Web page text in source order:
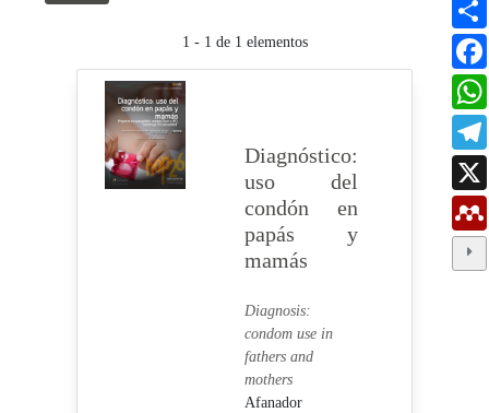
1 - 1 de 1 elementos
Diagnóstico:
uso del
condón en
papás y
mamás
Diagnosis:
condom use in
fathers and
mothers
Afanador